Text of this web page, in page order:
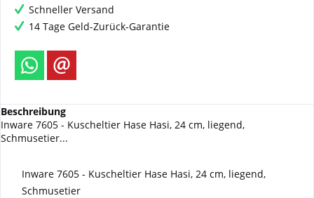
Schneller Versand
14 Tage Geld-Zurück-Garantie
Beschreibung
Inware 7605 - Kuscheltier Hase Hasi, 24 cm, liegend,
Schmusetier...
Inware 7605 - Kuscheltier Hase Hasi, 24 cm, liegend,
Schmusetier